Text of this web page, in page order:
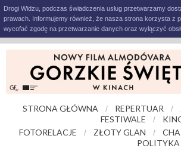
Drogi Widzu, podczas świadczenia usług przetwarzamy
prawach. Informujemy również, że nasza strona korzysta z
wycofać zgodę na przetwarzanie danych oraz wyłączyć
STRONA GŁÓWNA / REPERTUAR /
FESTIWALE
/
FOTORELACJE
/ ZŁOTY GLAN /